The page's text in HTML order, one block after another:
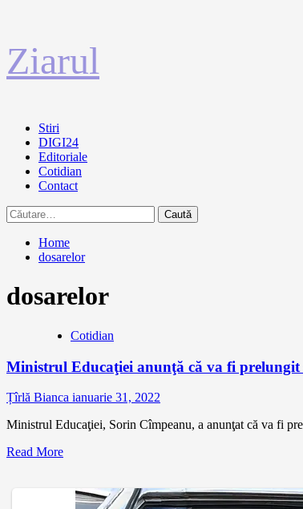
la
conținut
Ziarul
Primary
Menu
Stiri
DIGI24
Editoriale
Cotidian
Contact
Caută
după:
Home
dosarelor
dosarelor
Cotidian
Ministrul Educaţiei anunţă că va fi prelungit
Țîrlă Bianca ianuarie 31, 2022
Ministrul Educaţiei, Sorin Cîmpeanu, a anunţat că va fi
Read More